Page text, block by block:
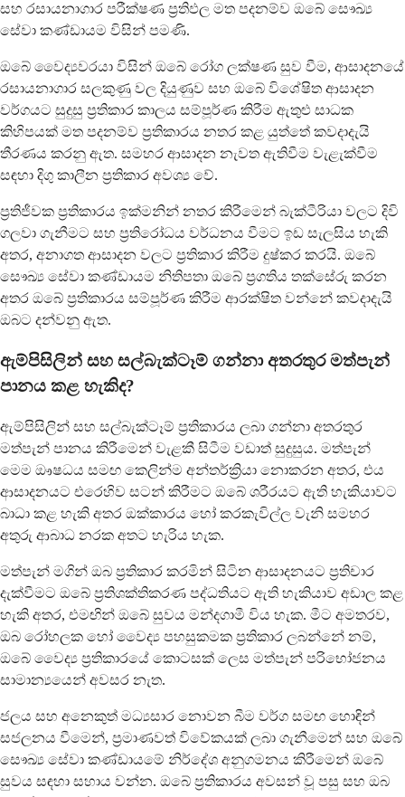
සහ රසායනාගාර පරීක්ෂණ ප්‍රතිඵල මත පදනම්ව ඔබේ සෞඛ්‍ය
සේවා කණ්ඩායම විසින් පමණි.
ඔබේ වෛද්‍යවරයා විසින් ඔබේ රෝග ලක්ෂණ සුව වීම, ආසාදනයේ
රසායනාගාර සලකුණු වල දියුණුව සහ ඔබේ විශේෂිත ආසාදන
වර්ගයට සුදුසු ප්‍රතිකාර කාලය සම්පූර්ණ කිරීම ඇතුළු සාධක
කිහිපයක් මත පදනම්ව ප්‍රතිකාරය නතර කළ යුත්තේ කවදාදැයි
තීරණය කරනු ඇත. සමහර ආසාදන නැවත ඇතිවීම වැළැක්වීම
සඳහා දිගු කාලීන ප්‍රතිකාර අවශ්‍ය වේ.
ප්‍රතිජීවක ප්‍රතිකාරය ඉක්මනින් නතර කිරීමෙන් බැක්ටීරියා වලට දිවි
ගලවා ගැනීමට සහ ප්‍රතිරෝධය වර්ධනය වීමට ඉඩ සැලසිය හැකි
අතර, අනාගත ආසාදන වලට ප්‍රතිකාර කිරීම දුෂ්කර කරයි. ඔබේ
සෞඛ්‍ය සේවා කණ්ඩායම නිතිපතා ඔබේ ප්‍රගතිය තක්සේරු කරන
අතර ඔබේ ප්‍රතිකාරය සම්පූර්ණ කිරීම ආරක්ෂිත වන්නේ කවදාදැයි
ඔබට දන්වනු ඇත.
ඇම්පිසිලින් සහ සල්බැක්ටෑම් ගන්නා අතරතුර මත්පැන්
පානය කළ හැකිද?
ඇම්පිසිලින් සහ සල්බැක්ටෑම් ප්‍රතිකාරය ලබා ගන්නා අතරතුර
මත්පැන් පානය කිරීමෙන් වැළකී සිටීම වඩාත් සුදුසුය. මත්පැන්
මෙම ඖෂධය සමඟ කෙලින්ම අන්තර්ක්‍රියා නොකරන අතර, එය
ආසාදනයට එරෙහිව සටන් කිරීමට ඔබේ ශරීරයට ඇති හැකියාවට
බාධා කළ හැකි අතර ඔක්කාරය හෝ කරකැවිල්ල වැනි සමහර
අතුරු ආබාධ නරක අතට හැරිය හැක.
මත්පැන් මගින් ඔබ ප්‍රතිකාර කරමින් සිටින ආසාදනයට ප්‍රතිචාර
දැක්වීමට ඔබේ ප්‍රතිශක්තිකරණ පද්ධතියට ඇති හැකියාව අඩාල කළ
හැකි අතර, එමඟින් ඔබේ සුවය මන්දගාමී විය හැක. මීට අමතරව,
ඔබ රෝහලක හෝ වෛද්‍ය පහසුකමක ප්‍රතිකාර ලබන්නේ නම්,
ඔබේ වෛද්‍ය ප්‍රතිකාරයේ කොටසක් ලෙස මත්පැන් පරිභෝජනය
සාමාන්‍යයෙන් අවසර නැත.
ජලය සහ අනෙකුත් මධ්‍යසාර නොවන බීම වර්ග සමඟ හොඳින්
සජලනය වීමෙන්, ප්‍රමාණවත් විවේකයක් ලබා ගැනීමෙන් සහ ඔබේ
සෞඛ්‍ය සේවා කණ්ඩායමේ නිර්දේශ අනුගමනය කිරීමෙන් ඔබේ
සුවය සඳහා සහාය වන්න. ඔබේ ප්‍රතිකාරය අවසන් වූ පසු සහ ඔබ